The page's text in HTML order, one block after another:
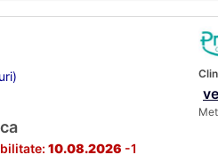
10.08.2026 -1